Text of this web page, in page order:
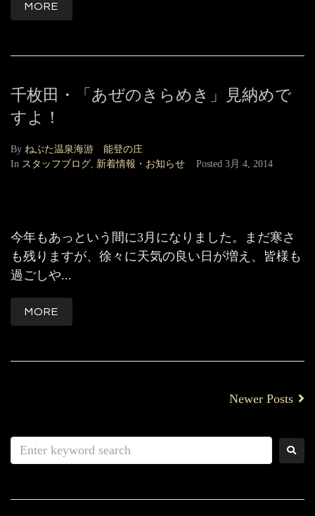
MORE
千枚田・「あぜのきらめき」見納めで
すよ！
By ねぶた温泉海游 能登の庄
In スタッフブログ, 新着情報・お知らせ Posted 3月 4, 2014
今年もあっという間に3月になりました。まだ寒さ
も残りますが、徐々に天気の良い日が増え、皆様も
過ごしや...
MORE
Newer Posts